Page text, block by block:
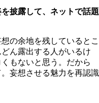
披露して、ネットで話題
の余地を残しているとこ
ん露出する人がいるけ
もないと思う。だから
妄想させる魅力を再認識